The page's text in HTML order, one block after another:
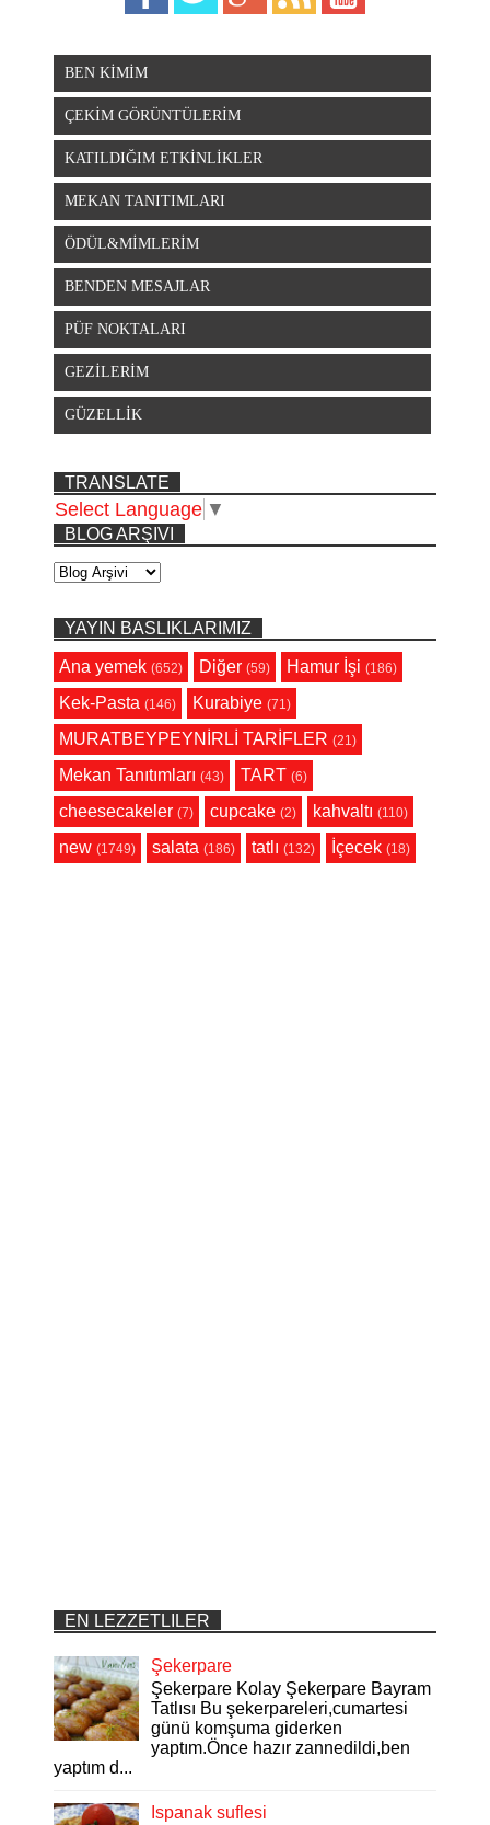
BEN KİMİM
ÇEKİM GÖRÜNTÜLERİM
KATILDIĞIM ETKİNLİKLER
MEKAN TANITIMLARI
ÖDÜL&MİMLERİM
BENDEN MESAJLAR
PÜF NOKTALARI
GEZİLERİM
GÜZELLİK
TRANSLATE
Select Language ▼
BLOG ARŞIVI
YAYIN BASLIKLARIMIZ
Ana yemek (652) Diğer (59) Hamur İşi (186)
Kek-Pasta (146) Kurabiye (71)
MURATBEYPEYNİRLİ TARİFLER (21)
Mekan Tanıtımları (43) TART (6)
cheesecakeler (7) cupcake (2) kahvaltı (110)
new (1749) salata (186) tatlı (132) İçecek (18)
EN LEZZETLILER
Şekerpare
Şekerpare Kolay Şekerpare Bayram
Tatlısı Bu şekerpareleri,cumartesi
günü komşuma giderken
yaptım.Önce hazır zannedildi,ben
yaptım d...
Ispanak suflesi